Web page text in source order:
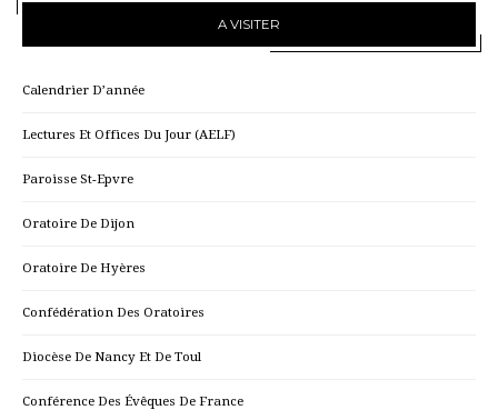
A VISITER
Calendrier D’année
Lectures Et Offices Du Jour (AELF)
Paroisse St-Epvre
Oratoire De Dijon
Oratoire De Hyères
Confédération Des Oratoires
Diocèse De Nancy Et De Toul
Conférence Des Évêques De France